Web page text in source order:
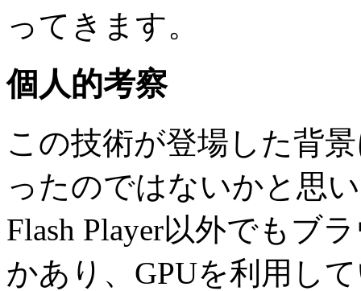
ってきます。
個人的考察
この技術が登場した背
ったのではないかと思
Flash Player以外でもブ
かあり、GPUを利用し